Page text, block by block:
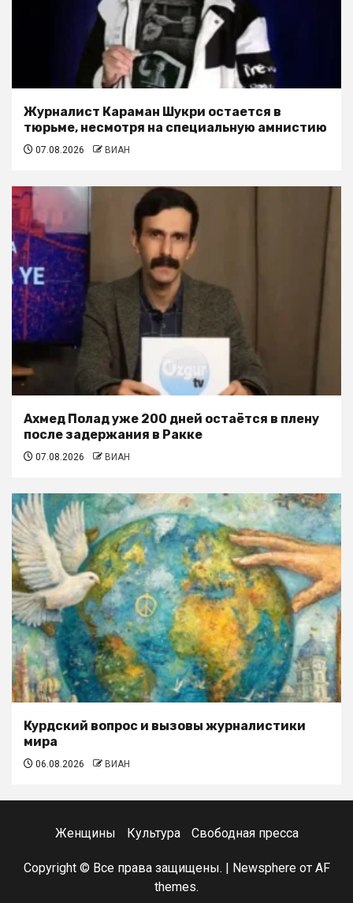
Журналист Караман Шукри остается в
тюрьме, несмотря на специальную амнистию
07.08.2026 ВИАН
Ахмед Полад уже 200 дней остаётся в плену
после задержания в Ракке
07.08.2026 ВИАН
Курдский вопрос и вызовы журналистики
мира
06.08.2026 ВИАН
Женщины Культура Свободная пресса
Copyright © Все права защищены. | Newsphereот AF
themes.